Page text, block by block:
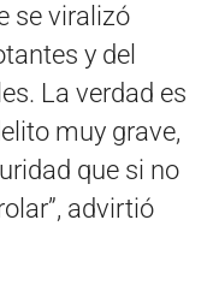
se viralizó
y del
La verdad es
muy grave,
que si no
advirtió